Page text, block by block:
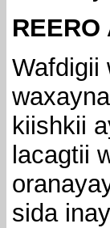
REERO
Wafdigii
kiishkii
lacagtii
sida